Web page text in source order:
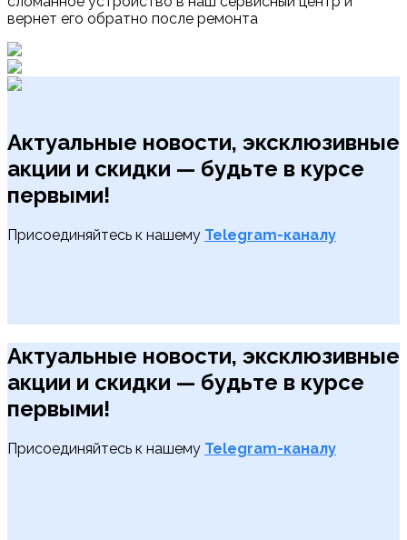
вернет его обратно после ремонта
Актуальные новости, эксклюзивные
акции и скидки — будьте в курсе
первыми!
Присоединяйтесь к нашему Telegram-каналу
Актуальные новости, эксклюзивные
акции и скидки — будьте в курсе
первыми!
Присоединяйтесь к нашему Telegram-каналу